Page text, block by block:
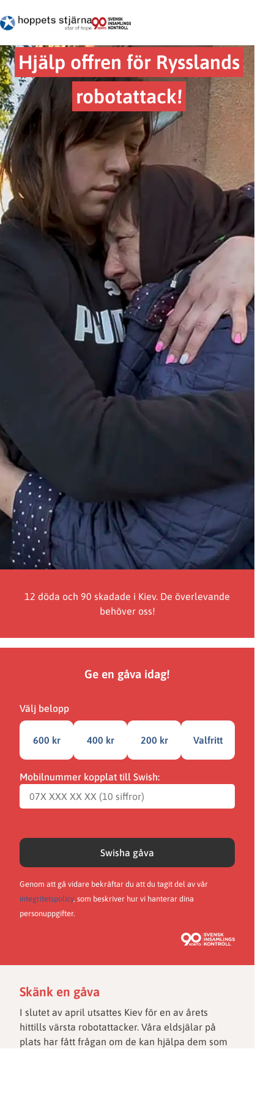
Hjälp offren för Rysslands
robotattack!
12 döda och 90 skadade i Kiev. De överlevande
behöver oss!
Skänk en gåva
I slutet av april utsattes Kiev för en av årets
hittills värsta robotattacker. Våra eldsjälar på
plats har fått frågan om de kan hjälpa dem som
Ge en gåva idag!
Välj belopp
600 kr 400 kr 200 kr Valfritt
Mobilnummer kopplat till Swish:
Swisha gåva
Genom att gå vidare bekräftar du att du tagit del av vår
integritetspolicy, som beskriver hur vi hanterar dina
personuppgifter.